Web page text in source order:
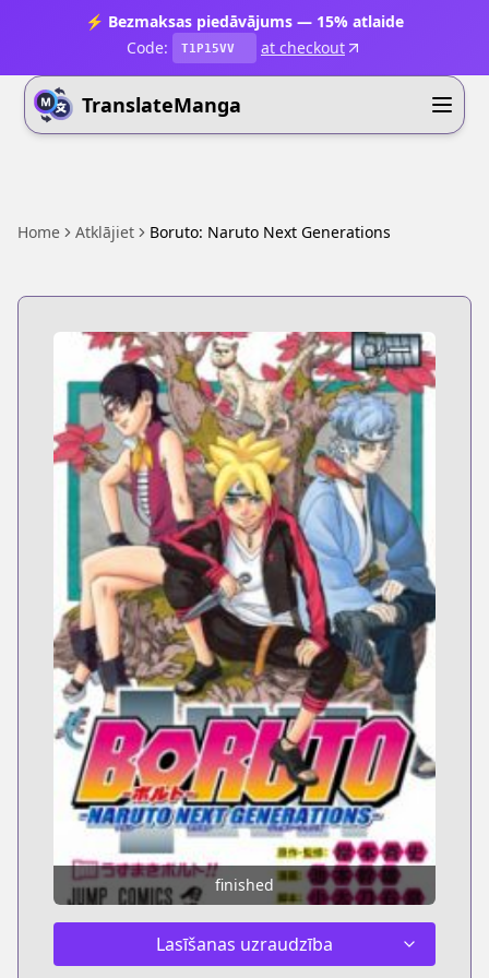
⚡ Bezmaksas piedāvājums — 15% atlaide
Code:
T1P15VV at checkout
TranslateManga
Home Atklājiet Boruto: Naruto Next Generations
finished
Lasīšanas uzraudzība